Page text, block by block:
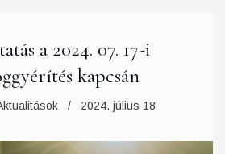
a 2024. 07. 17-i
kapcsán
2024. július 18